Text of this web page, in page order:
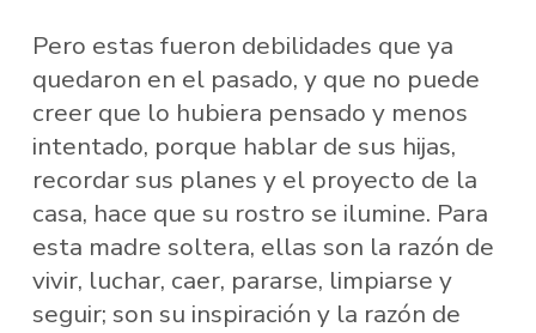
Pero estas fueron debilidades que ya
quedaron en el pasado, y que no puede
creer que lo hubiera pensado y menos
intentado, porque hablar de sus hijas,
recordar sus planes y el proyecto de la
casa, hace que su rostro se ilumine. Para
esta madre soltera, ellas son la razón de
vivir, luchar, caer, pararse, limpiarse y
seguir; son su inspiración y la razón de